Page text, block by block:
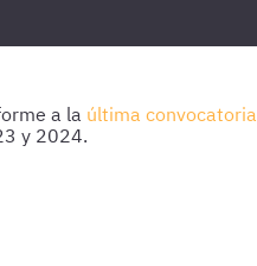
a la última convocatoria
y 2024.